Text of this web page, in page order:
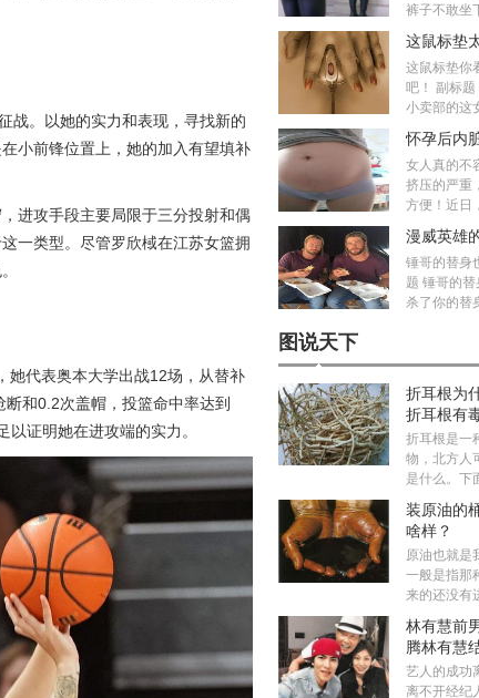
战。以她的实力和表现，寻找新的
小前锋位置上，她的加入有望填补
进攻手段主要局限于三分投射和偶
一类型。尽管罗欣棫在江苏女篮拥
她代表奥本大学出战12场，从替补
和0.2次盖帽，投篮命中率达到
证明她在进攻端的实力。
裤子不敢坐
这鼠标垫
这鼠标垫你
吧！ 副标题
小卖部的这
怀孕后内
女人真的不
挤压的严重
方便！近日
漫威英雄
锤哥的替身
题 锤哥的
杀了你的替
图说天下
折耳根为
折耳根有
吗？
折耳根是一
物，北方人
是什么。下
装原油的
啥样？
原油也就是
一般是指那
来的还没有
林有慧前
腾林有慧
艺人的成功
离不开经纪